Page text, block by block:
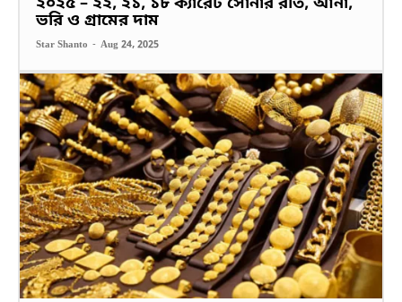
ভরি ও গ্রামের দাম
Star Shanto - Aug 24, 2025